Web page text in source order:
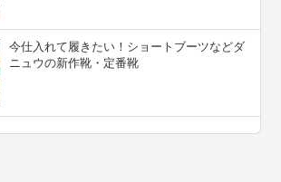
今仕入れて履きたい！ショートブーツなどダ
ニュウの新作靴・定番靴